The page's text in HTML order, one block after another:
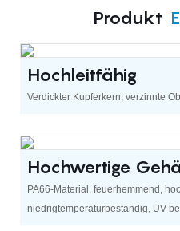
Produkt
Hochleitfähig
Verdickter Kupferkern, verzinnte
Hochwertige
PA66-Material, feuerhemmend,
niedrigtemperaturbeständig, UV-